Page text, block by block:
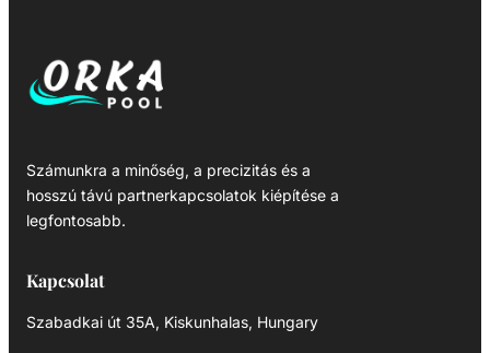
Számunkra a minőség, a precizitás és a
hosszú távú partnerkapcsolatok kiépítése a
legfontosabb.
Kapcsolat
Szabadkai út 35A, Kiskunhalas, Hungary